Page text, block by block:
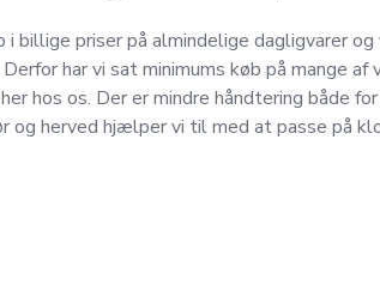
i billige priser på almindelige dagligvarer
har vi sat minimums køb på mange af
hos os. Der er mindre håndtering både
og herved hjælper vi til med at passe på